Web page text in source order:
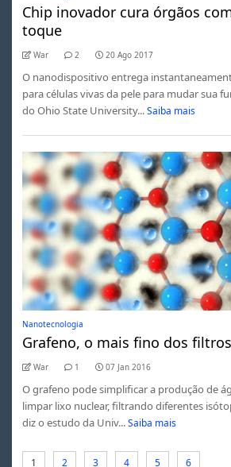
Chip inovador cura órgãos
toque
War 2 20 Ago 2017
O nanodispositivo entrega
para células vivas da pele para mudar sua
do Ohio State University... Saiba mais
Nanotecnologia
Grafeno, o mais fino dos filtros
War 1 07 Jan 2016
O grafeno pode simplificar a produção de
limpar lixo nuclear, filtrando diferentes
diz o estudo da Univ... Saiba mais
1 2 3 4 5 6